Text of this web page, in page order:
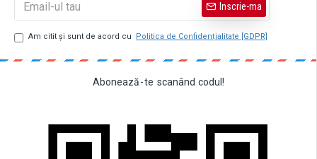
Inscrie-ma
Am citit şi sunt de acord cu Politica de Confidențialitate [GDPR]
Abonează-te scanând codul!